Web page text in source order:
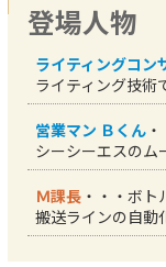
登場人物
ライティングコン
ライティング技術
営業マン Ｂくん
シーシーエスのム
Ｍ課長 ・・・ボト
搬送ラインの自動